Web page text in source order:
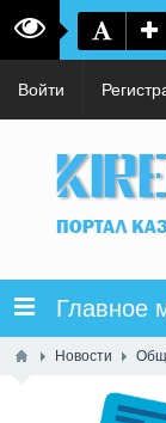
Войти
Главное
Новости